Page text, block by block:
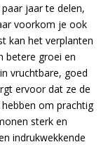
jaar te delen,
voorkom je ook
kan het verplanten
betere groei en
vruchtbare, goed
ervoor dat ze de
om prachtig
sterk en
indrukwekkende